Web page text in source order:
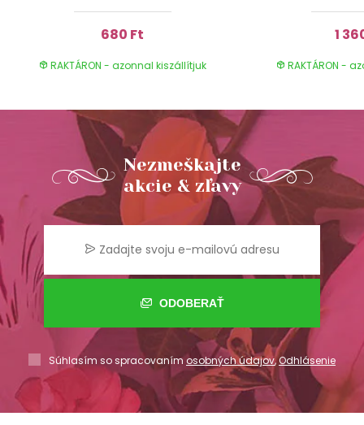
680 Ft
RAKTÁRON - azonnal kiszállítjuk
1
RAKTÁRON -
Nezmeškajte
akcie & zľavy
ODOBERAŤ
Súhlasím so spracovaním osobných údajov,Odhlásenie